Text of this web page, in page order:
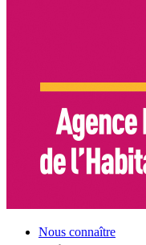
Nous connaître